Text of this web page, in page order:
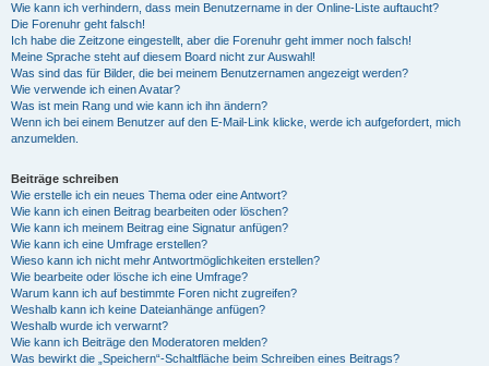
Wie kann ich verhindern, dass mein Benutzername in der Online-Liste auftaucht?
Die Forenuhr geht falsch!
Ich habe die Zeitzone eingestellt, aber die Forenuhr geht immer noch falsch!
Meine Sprache steht auf diesem Board nicht zur Auswahl!
Was sind das für Bilder, die bei meinem Benutzernamen angezeigt werden?
Wie verwende ich einen Avatar?
Was ist mein Rang und wie kann ich ihn ändern?
Wenn ich bei einem Benutzer auf den E-Mail-Link klicke, werde ich aufgefordert, mich
anzumelden.
Beiträge schreiben
Wie erstelle ich ein neues Thema oder eine Antwort?
Wie kann ich einen Beitrag bearbeiten oder löschen?
Wie kann ich meinem Beitrag eine Signatur anfügen?
Wie kann ich eine Umfrage erstellen?
Wieso kann ich nicht mehr Antwortmöglichkeiten erstellen?
Wie bearbeite oder lösche ich eine Umfrage?
Warum kann ich auf bestimmte Foren nicht zugreifen?
Weshalb kann ich keine Dateianhänge anfügen?
Weshalb wurde ich verwarnt?
Wie kann ich Beiträge den Moderatoren melden?
Was bewirkt die „Speichern“-Schaltfläche beim Schreiben eines Beitrags?